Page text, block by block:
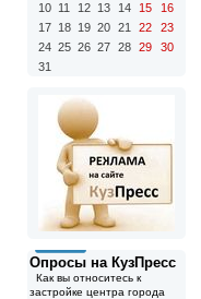
10 11 12 13 14 15
16
17 18 19 20 21 22
23
24 25 26 27 28 29
30
31
Опросы на КузПресс
Как вы относитесь к
застройке центра города